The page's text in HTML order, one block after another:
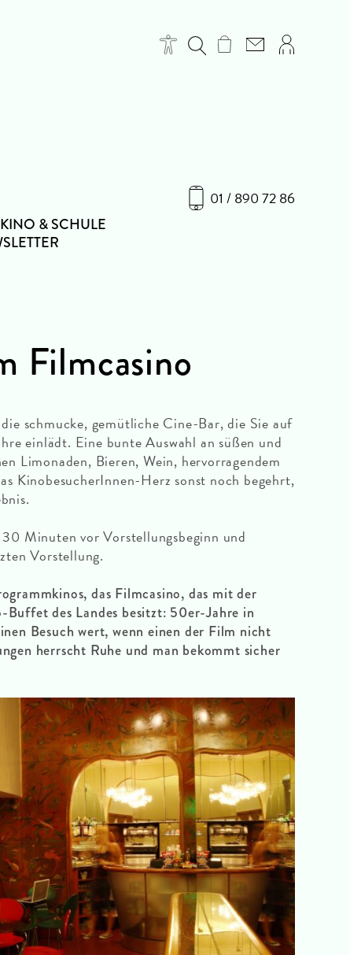
01 / 890 72 86
KINO & SCHULE
Filmcasino
schmucke, gemütliche Cine-Bar, die Sie auf
einlädt. Eine bunte Auswahl an süßen und
Limonaden, Bieren, Wein, hervorragendem
KinobesucherInnen-Herz sonst noch begehrt,
Minuten vor Vorstellungsbeginn und
Vorstellung.
das Filmcasino, das mit der
Buffet des Landes besitzt: 50er-Jahre in
Besuch wert, wenn einen der Film nicht
herrscht Ruhe und man bekommt sicher